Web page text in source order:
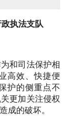
执法支队
和司法保护相
高效、快捷便
护的侧重点不
更加关注侵权
成的破坏。